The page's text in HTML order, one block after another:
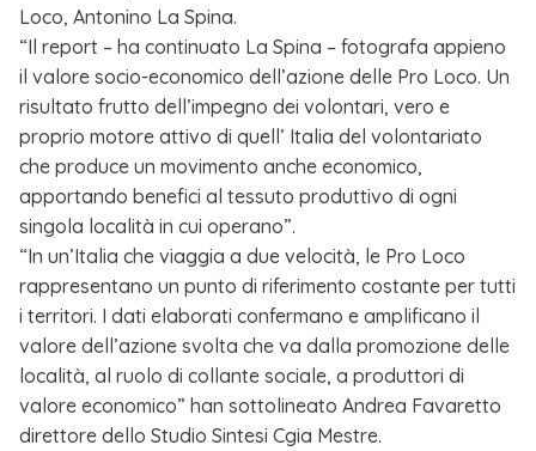
Loco, Antonino La Spina.
“Il report – ha continuato La Spina – fotografa appieno
il valore socio-economico dell’azione delle Pro Loco. Un
risultato frutto dell’impegno dei volontari, vero e
proprio motore attivo di quell’ Italia del volontariato
che produce un movimento anche economico,
apportando benefici al tessuto produttivo di ogni
singola località in cui operano”.
“In un’Italia che viaggia a due velocità, le Pro Loco
rappresentano un punto di riferimento costante per tutti
i territori. I dati elaborati confermano e amplificano il
valore dell’azione svolta che va dalla promozione delle
località, al ruolo di collante sociale, a produttori di
valore economico” han sottolineato Andrea Favaretto
direttore dello Studio Sintesi Cgia Mestre.